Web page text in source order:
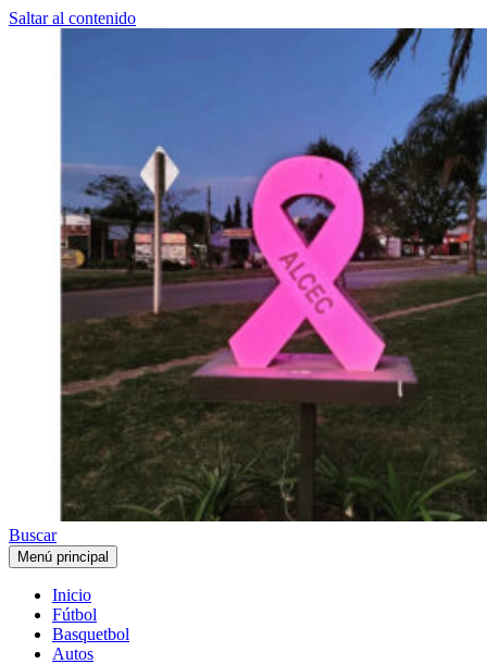
Saltar al contenido
Buscar
Menú principal
Inicio
Fútbol
Basquetbol
Autos